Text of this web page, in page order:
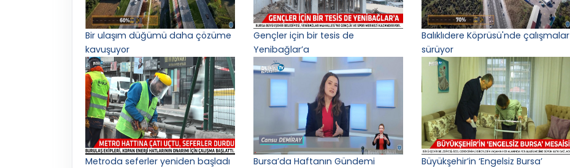
Bir ulaşım düğümü daha çözüme
kavuşuyor
Gençler için bir tesis de
Yenibağlar’a
Balıklıdere Köprüsü'nde çalışmalar
sürüyor
Metroda seferler yeniden başladı
Bursa’da Haftanın Gündemi
Büyükşehir’in ‘Engelsiz Bursa’